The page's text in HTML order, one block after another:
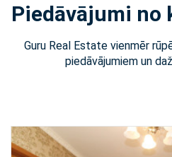
Piedāvājumi no
Guru Real Estate vienmēr
piedāvājumiem un